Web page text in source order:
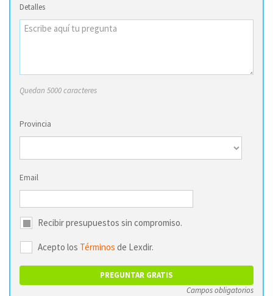
Detalles
Quedan 5000 caracteres
Provincia
Email
Recibir presupuestos sin compromiso.
Acepto los Términos de Lexdir.
Campos obligatorios